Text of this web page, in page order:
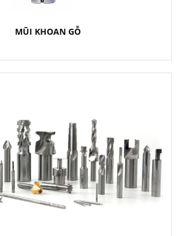
MŨI KHOAN GỖ